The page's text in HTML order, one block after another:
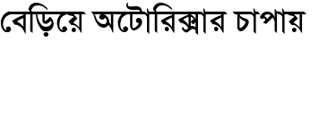
অটোরিক্সার চাপায়